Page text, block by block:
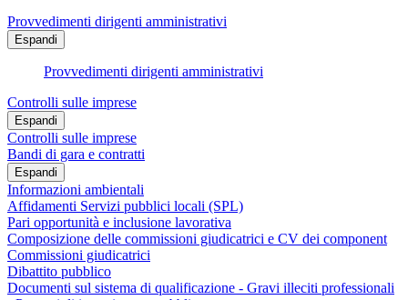
Provvedimenti dirigenti amministrativi
Espandi
Provvedimenti dirigenti amministrativi
Controlli sulle imprese
Espandi
Controlli sulle imprese
Bandi di gara e contratti
Espandi
Informazioni ambientali
Affidamenti Servizi pubblici locali (SPL)
Pari opportunità e inclusione lavorativa
Composizione delle commissioni giudicatrici e CV dei component
Commissioni giudicatrici
Dibattito pubblico
Documenti sul sistema di qualificazione - Gravi illeciti professionali